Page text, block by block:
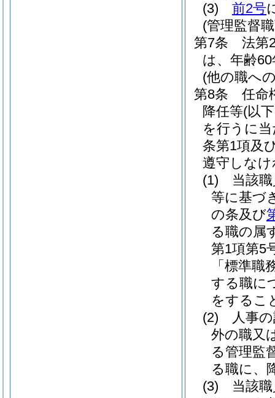
(3)
前2号
(管理監督
第7条
法第
は、年齢
(他の職へ
第8条
任命
降任等(以
を行うに
条第1項及
遵守しな
(1)
当該
等に基づ
の条及び
る職の属
第1項第5
「標準職
する職に
をするこ
(2)
人事
外の職又
る管理監
る職に、
(3)
当該